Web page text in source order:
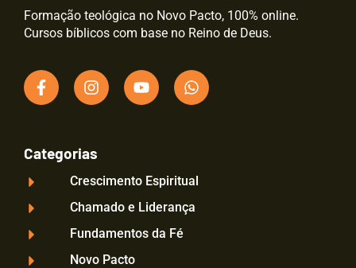
Formação teológica no Novo Pacto, 100% online.
Cursos bíblicos com base no Reino de Deus.
Categorias
Crescimento Espiritual
Chamado e Liderança
Fundamentos da Fé
Novo Pacto